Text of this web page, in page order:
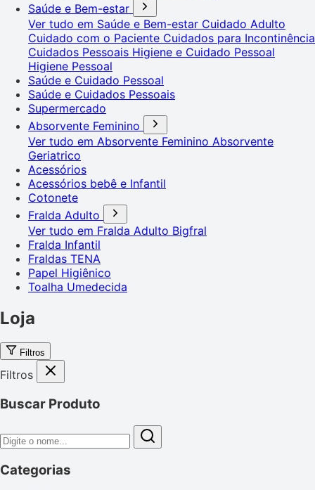
Saúde e Bem-estar
Ver tudo em Saúde e Bem-estar Cuidado Adulto
Cuidado com o Paciente Cuidados para Incontinência
Cuidados Pessoais Higiene e Cuidado Pessoal
Higiene Pessoal
Saúde e Cuidado Pessoal
Saúde e Cuidados Pessoais
Supermercado
Absorvente Feminino
Ver tudo em Absorvente Feminino Absorvente
Geriatrico
Acessórios
Acessórios bebê e Infantil
Cotonete
Fralda Adulto
Ver tudo em Fralda Adulto Bigfral
Fralda Infantil
Fraldas TENA
Papel Higiênico
Toalha Umedecida
Loja
Filtros
Filtros
Buscar Produto
Categorias